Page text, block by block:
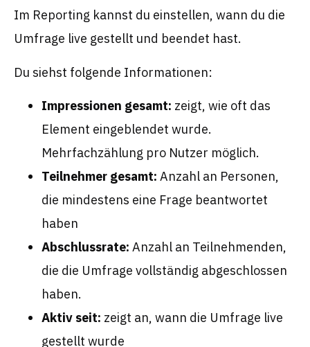
Im Reporting kannst du einstellen, wann du die
Umfrage live gestellt und beendet hast.
Du siehst folgende Informationen:
Impressionen gesamt: zeigt, wie oft das
Element eingeblendet wurde.
Mehrfachzählung pro Nutzer möglich.
Teilnehmer gesamt: Anzahl an Personen,
die mindestens eine Frage beantwortet
haben
Abschlussrate: Anzahl an Teilnehmenden,
die die Umfrage vollständig abgeschlossen
haben.
Aktiv seit: zeigt an, wann die Umfrage live
gestellt wurde